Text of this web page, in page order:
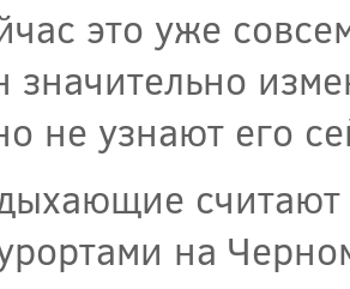
это уже
не узнают его
на